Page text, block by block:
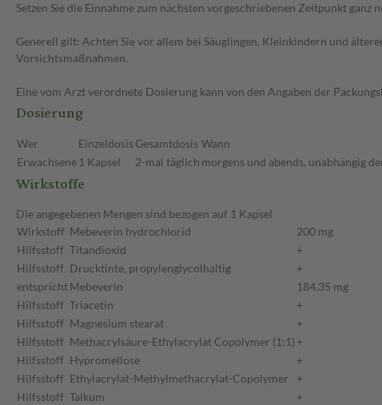
Setzen Sie die Einnahme zum nächsten vorgeschriebenen Zeitpunkt
Generell gilt: Achten Sie vor allem bei Säuglingen, Kleinkindern und
Vorsichtsmaßnahmen.
Eine vom Arzt verordnete Dosierung kann von den Angaben der
Dosierung
Wer Einzeldosis Gesamtdosis Wann
Erwachsene 1 Kapsel 2-mal täglich morgens und abends, unabhängig
Wirkstoffe
Die angegebenen Mengen sind bezogen auf 1 Kapsel
Wirkstoff Mebeverin hydrochlorid
200 mg
Hilfsstoff Titandioxid
+
Hilfsstoff Drucktinte, propylenglycolhaltig
+
entsprichtMebeverin
184,35 mg
Hilfsstoff Triacetin
+
Hilfsstoff Magnesium stearat
+
Hilfsstoff Methacrylsäure-Ethylacrylat Copolymer (1:1) +
Hilfsstoff Hypromellose
+
Hilfsstoff Ethylacrylat-Methylmethacrylat-Copolymer
+
Hilfsstoff Talkum
+